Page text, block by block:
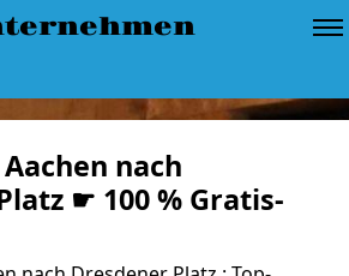
nach
☛ 100 % Gratis-